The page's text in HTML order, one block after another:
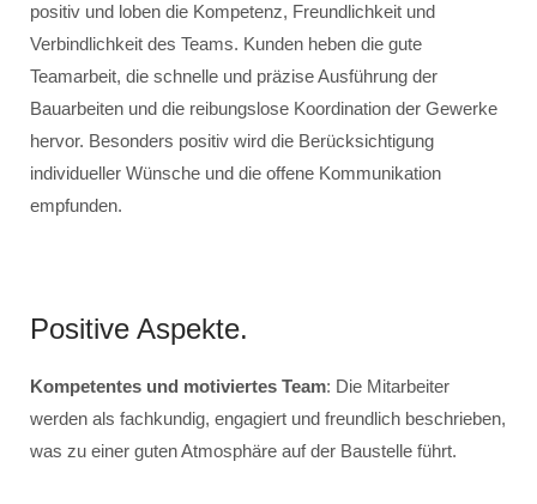
positiv und loben die Kompetenz, Freundlichkeit und
Verbindlichkeit des Teams. Kunden heben die gute
Teamarbeit, die schnelle und präzise Ausführung der
Bauarbeiten und die reibungslose Koordination der Gewerke
hervor. Besonders positiv wird die Berücksichtigung
individueller Wünsche und die offene Kommunikation
empfunden.
Positive Aspekte.
Kompetentes und motiviertes Team: Die Mitarbeiter
werden als fachkundig, engagiert und freundlich beschrieben,
was zu einer guten Atmosphäre auf der Baustelle führt.